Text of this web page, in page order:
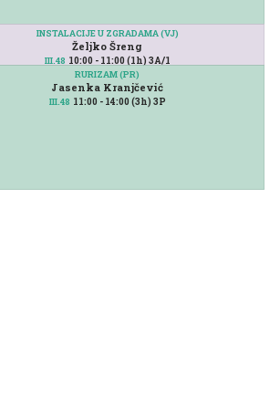
INSTALACIJE U ZGRADAMA (VJ)
Željko Šreng
III.48 10:00 - 11:00 (1h) 3A/1
RURIZAM (PR)
Jasenka Kranjčević
III.48 11:00 - 14:00 (3h) 3P